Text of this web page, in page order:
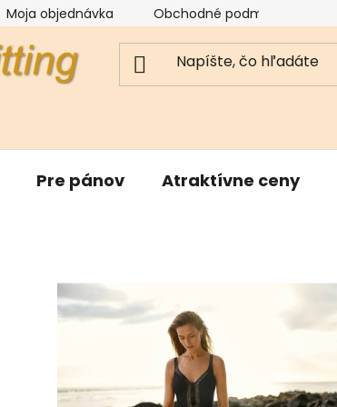
Moja objednávka Obchodné podmienky
Pre pánov Atraktívne ceny